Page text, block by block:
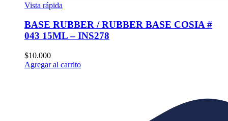
Vista rápida
BASE RUBBER / RUBBER BASE COSIA #
043 15ML – INS278
$10.000
Agregar al carrito